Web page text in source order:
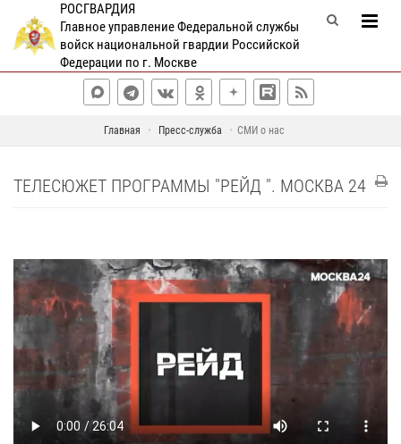
РОСГВАРДИЯ
Главное управление Федеральной службы
войск национальной гвардии Российской
Федерации по г. Москве
Главная Пресс-служба СМИ о нас
ТЕЛЕСЮЖЕТ ПРОГРАММЫ "РЕЙД ". МОСКВА 24